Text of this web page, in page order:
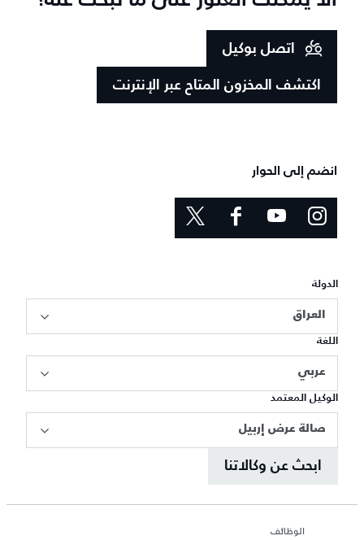
اتصل بوكيل
اكتشف المخزون المتاح عبر الإنترنت
انضم إلى الحوار
الدولة
العراق
اللغة
عربي
الوكيل المعتمد
صالة عرض إربيل
ابحث عن وكالاتنا
الوظائف